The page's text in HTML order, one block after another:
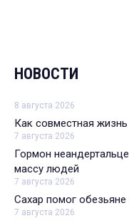
НОВОСТИ
8 августа 2026
Как совместная
7 августа 2026
Гормон
массу людей
7 августа 2026
Сахар помог
7 августа 2026